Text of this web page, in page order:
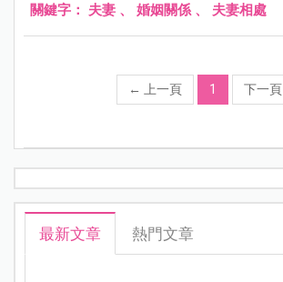
關鍵字： 夫妻 、 婚姻關係 、 夫妻相處
← 上一頁 1 下一頁
最新文章 熱門文章